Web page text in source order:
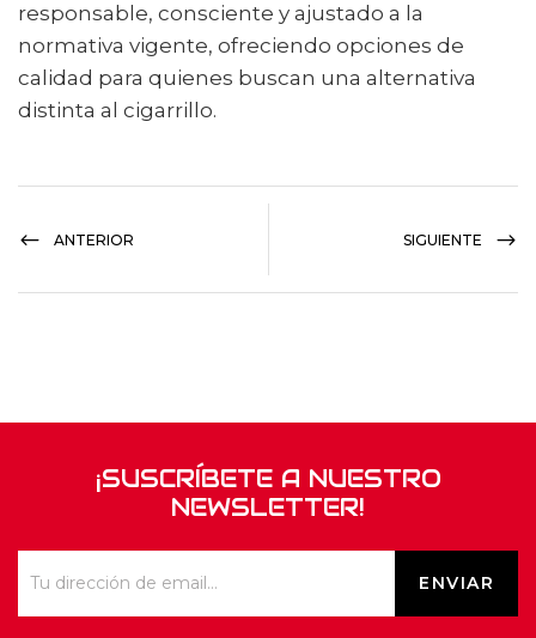
responsable, consciente y ajustado a la
normativa vigente, ofreciendo opciones de
calidad para quienes buscan una alternativa
distinta al cigarrillo.
ANTERIOR SIGUIENTE
¡SUSCRÍBETE A NUESTRO
NEWSLETTER!